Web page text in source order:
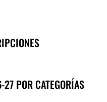
POR CATEGORÍAS